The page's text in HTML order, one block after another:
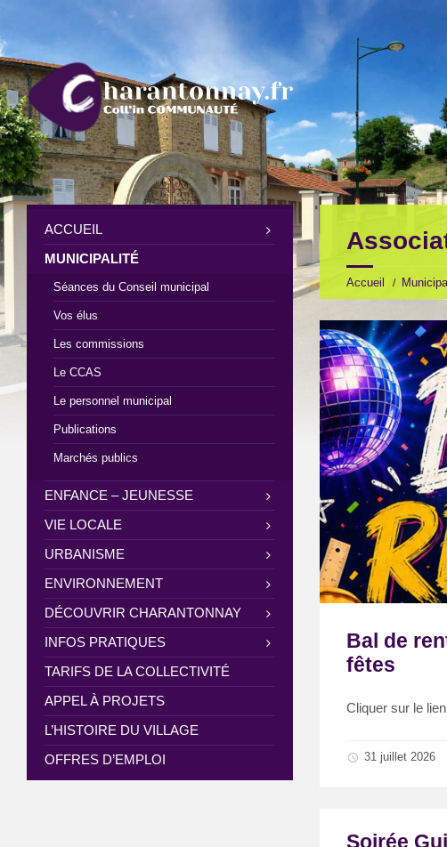
Accueil
Bal de
fêtes
Cliquer sur le
31 juillet 2026
Soirée
ACCUEIL
MUNICIPALITÉ
Séances du Conseil municipal
Vos élus
Les commissions
Le CCAS
Le personnel municipal
Publications
Marchés publics
ENFANCE – JEUNESSE
VIE LOCALE
URBANISME
ENVIRONNEMENT
DÉCOUVRIR CHARANTONNAY
INFOS PRATIQUES
TARIFS DE LA COLLECTIVITÉ
APPEL À PROJETS
L’HISTOIRE DU VILLAGE
OFFRES D’EMPLOI